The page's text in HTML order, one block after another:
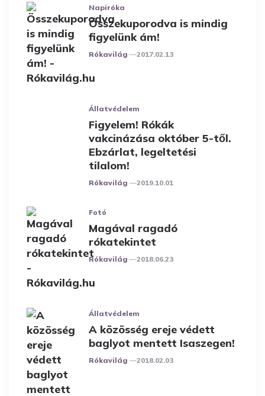
Napiróka
Összekuporodva is mindig
figyelünk ám!
Posted
Rókavilág 2017.02.13
Állatvédelem
Figyelem! Rókák
vakcinázása október 5-től.
Ebzárlat, legeltetési
tilalom!
Posted
Rókavilág 2019.10.01
Fotó
Magával ragadó
rókatekintet
Posted
Rókavilág 2018.06.23
Állatvédelem
A közösség ereje védett
baglyot mentett Isaszegen!
Posted
Rókavilág 2018.02.03